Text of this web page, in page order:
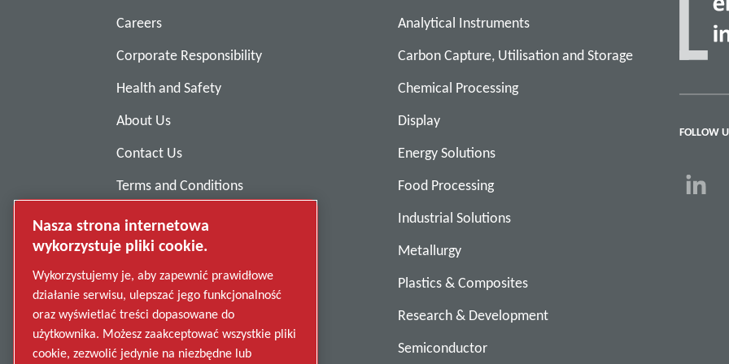
Careers
Corporate Responsibility
Health and Safety
About Us
Contact Us
Terms and Conditions
Anti-Slavery
Privacy Policy
Report Misconduct
Suppliers
Accessibility
Analytical Instruments
Carbon Capture, Utilisation and Storage
Chemical Processing
Display
Energy Solutions
Food Processing
Industrial Solutions
Metallurgy
Plastics & Composites
Research & Development
Semiconductor
FOLLOW
Nasza strona internetowa
wykorzystuje pliki cookie.
Wykorzystujemy je, aby zapewnić prawidłowe
działanie serwisu, ulepszać jego funkcjonalność
oraz wyświetlać treści dopasowane do
użytkownika. Możesz zaakceptować wszystkie pliki
cookie, zezwolić jedynie na niezbędne lub